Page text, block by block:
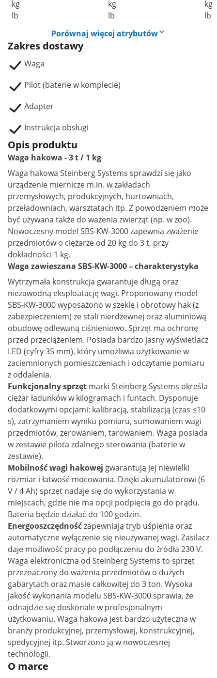
kg
lb
kg
lb
kg
lb
Porównaj więcej atrybutów
Zakres dostawy
Waga
Pilot (baterie w komplecie)
Adapter
Instrukcja obsługi
Opis produktu
Waga hakowa - 3 t / 1 kg
Waga hakowa Steinberg Systems sprawdzi się jako
urządzenie miernicze m.in. w zakładach
przemysłowych, produkcyjnych, hurtowniach,
przeładowniach, warsztatach itp. Z powodzeniem może
być używana także do ważenia zwierząt (np. w zoo).
Nowoczesny model SBS-KW-3000 zapewnia zważenie
przedmiotów o ciężarze od 20 kg do 3 t, przy
dokładności 1 kg.
Waga zawieszana SBS-KW-3000 – charakterystyka
Wytrzymała konstrukcja gwarantuje długą oraz
niezawodną eksploatację wagi. Proponowany model
SBS-KW-3000 wyposażono w szeklę i obrotowy hak (z
zabezpieczeniem) ze stali nierdzewnej oraz aluminiową
obudowę odlewaną ciśnieniowo. Sprzęt ma ochronę
przed przeciążeniem. Posiada bardzo jasny wyświetlacz
LED (cyfry 35 mm), który umożliwia użytkowanie w
zaciemnionych pomieszczeniach i odczytanie pomiaru
z oddalenia.
Funkcjonalny sprzęt marki Steinberg Systems określa
ciężar ładunków w kilogramach i funtach. Dysponuje
dodatkowymi opcjami: kalibracją, stabilizacją (czas ≤10
s), zatrzymaniem wyniku pomiaru, sumowaniem wagi
przedmiotów, zerowaniem, tarowaniem. Waga posiada
w zestawie pilota zdalnego sterowania (baterie w
zestawie).
Mobilność wagi hakowej gwarantują jej niewielki
rozmiar i łatwość mocowania. Dzięki akumulatorowi (6
V / 4 Ah) sprzęt nadaje się do wykorzystania w
miejscach, gdzie nie ma opcji podpięcia go do prądu.
Bateria będzie działać do 100 godzin.
Energooszczędnośćzapewniają tryb uśpienia oraz
automatyczne wyłączenie się nieużywanej wagi. Zasilacz
daje możliwość pracy po podłączeniu do źródła 230 V.
Waga elektroniczna od Steinberg Systems to sprzęt
przeznaczony do ważenia przedmiotów o dużych
gabarytach oraz masie całkowitej do 3 ton. Wysoka
jakość wykonania modelu SBS-KW-3000 sprawia, że
odnajdzie się doskonale w profesjonalnym
użytkowaniu. Waga hakowa jest bardzo użyteczna w
branży produkcyjnej, przemysłowej, konstrukcyjnej,
spedycyjnej itp. Stworzono ją w nowoczesnej
technologii.
O marce